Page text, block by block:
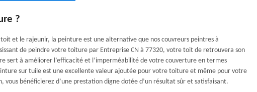
?
et le rajeunir, la peinture est une alternative que nos couvreurs peintres à
de peindre votre toiture par Entreprise CN à 77320, votre toit de retrouvera son
sert à améliorer l’efficacité et l’imperméabilité de votre couverture en termes
sur tuile est une excellente valeur ajoutée pour votre toiture et même pour votre
vous bénéficierez d’une prestation digne dotée d’un résultat sûr et satisfaisant.